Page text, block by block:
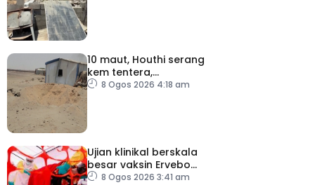
10 maut, Houthi serang
kem tentera,
penempatan pelarian
8 Ogos 2026 4:18 am
Ujian klinikal berskala
besar vaksin Ervebo
tangani wabak Ebola
8 Ogos 2026 3:41 am